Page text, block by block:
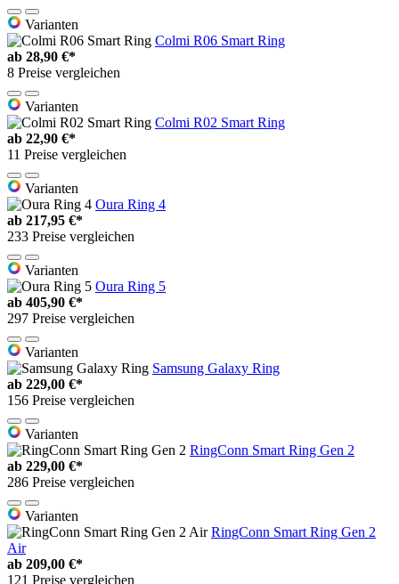
Varianten
Colmi R06 Smart Ring
ab 28,90 €*
8 Preise vergleichen
Varianten
Colmi R02 Smart Ring
ab 22,90 €*
11 Preise vergleichen
Varianten
Oura Ring 4
ab 217,95 €*
233 Preise vergleichen
Varianten
Oura Ring 5
ab 405,90 €*
297 Preise vergleichen
Varianten
Samsung Galaxy Ring
ab 229,00 €*
156 Preise vergleichen
Varianten
RingConn Smart Ring Gen 2
ab 229,00 €*
286 Preise vergleichen
Varianten
RingConn Smart Ring Gen 2
Air
ab 209,00 €*
121 Preise vergleichen